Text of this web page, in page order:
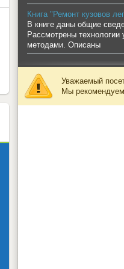
Книга "Ремонт кузовов
В книге даны общие
Рассмотрены
методами. Описаны
Уважаемый
Мы